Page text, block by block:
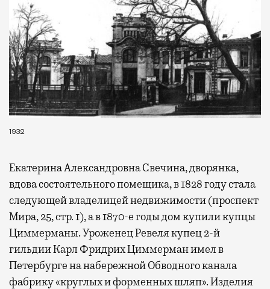
1932
Екатерина Александровна Свечина, дворянка,
вдова состоятельного помещика, в 1828 году стала
следующей владелицей недвижимости (проспект
Мира, 25, стр. 1), а в 1870-е годы дом купили купцы
Циммерманы. Уроженец Ревеля купец 2-й
гильдии Карл Фридрих Циммерман имел в
Петербурге на набережной Обводного канала
фабрику «круглых и форменных шляп». Изделия